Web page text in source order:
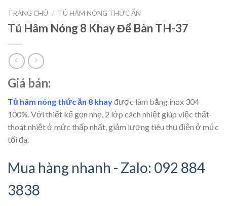
TRANG CHỦ / TỦ HÂM NÓNG THỨC ĂN
Tủ Hâm Nóng 8 Khay Để Bàn TH-37
Giá bán:
Tủ hâm nóng thức ăn 8 khayđược làm bằng inox 304
100%. Với thiết kế gọn nhẹ, 2 lớp cách nhiệt giúp việc thất
thoát nhiệt ở mức thấp nhất, giảm lượng tiêu thụ điện ở mức
tối đa.
Mua hàng nhanh - Zalo: 092 884
3838